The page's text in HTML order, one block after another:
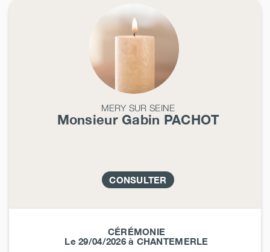
MERY SUR SEINE
Monsieur Gabin PACHOT
CONSULTER
CÉRÉMONIE
Le 29/04/2026 à CHANTEMERLE